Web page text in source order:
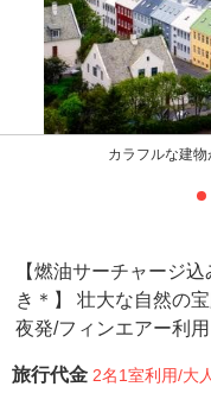
カラフルな建
【燃油サーチャージ
き＊】 壮大な自然の
夜発/フィンエアー利用
旅行代金 2名1室利用/大